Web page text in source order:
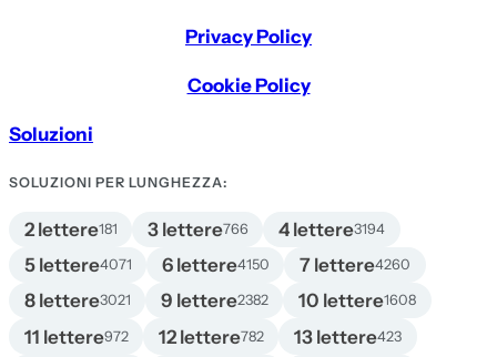
Privacy Policy
Cookie Policy
Soluzioni
SOLUZIONI PER LUNGHEZZA:
2 lettere181 3 lettere766 4 lettere3194
5 lettere4071 6 lettere4150 7 lettere4260
8 lettere3021 9 lettere2382 10 lettere1608
11 lettere972 12 lettere782 13 lettere423